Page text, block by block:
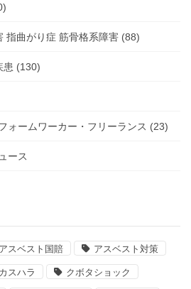
指曲がり症 筋骨格系障害 (88)
患 (130)
ォームワーカー・フリーランス (23)
ース
アスベスト国賠 アスベスト対策
カスハラ クボタショック